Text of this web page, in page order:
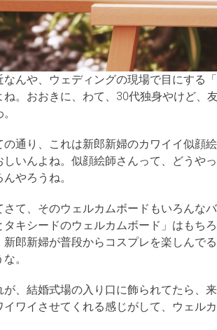
なんや、ウェディングの現場で目にする
ね。おおきに、わて、30代独身やけど、
の通り、これは新郎新婦のカワイイ似顔
しいんよね。似顔絵師さんって、どうや
んやろうね。
さて、そのウェルカムボードもいろんな
タキシードのウェルカムボード」はもち
新郎新婦が普段からコスプレを楽しんで
。
が、結婚式場の入り口に飾られてたら、
イワイさせてくれる感じがして、ウェル